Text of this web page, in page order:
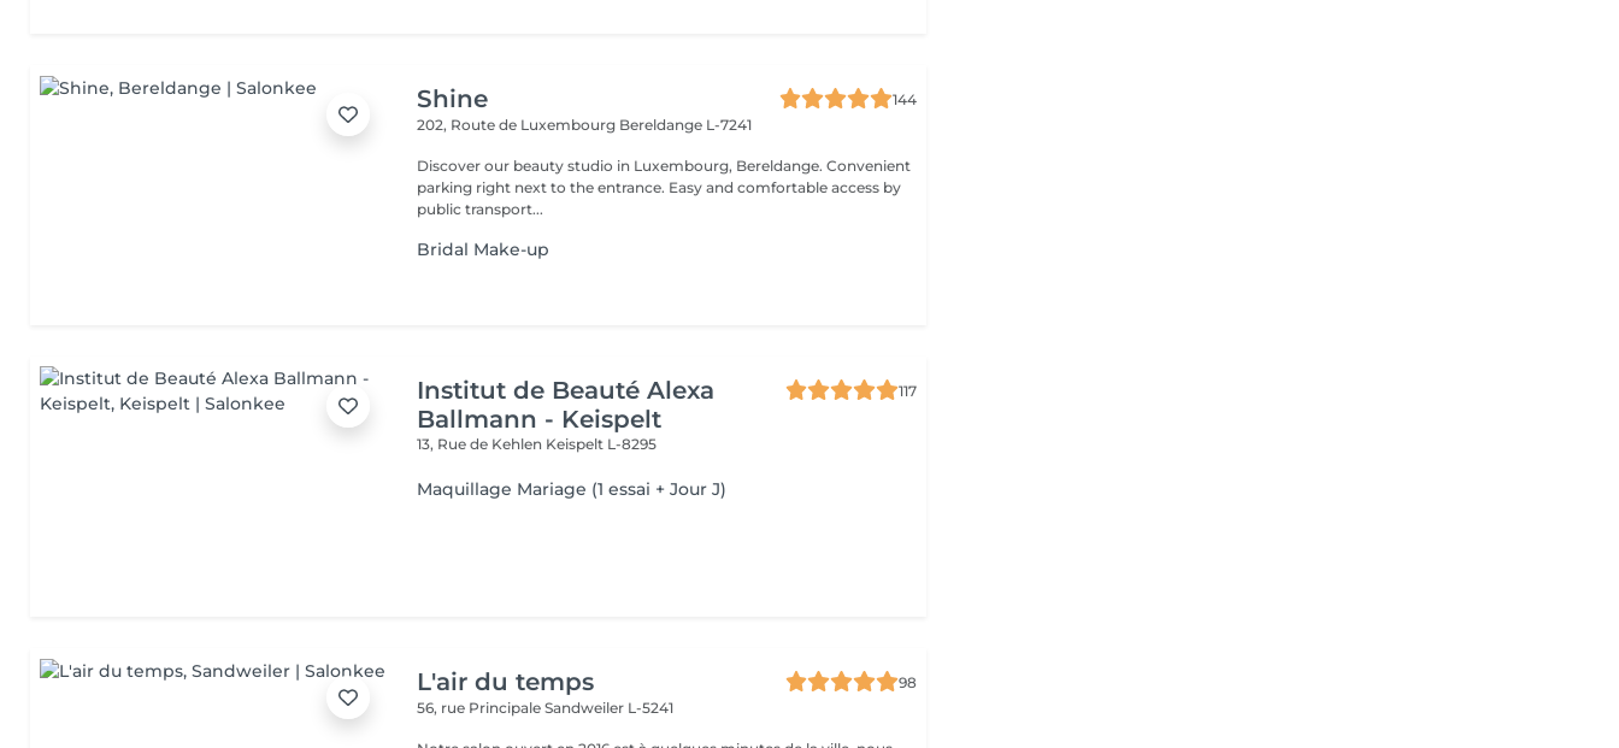
Shine
144
202, Route de Luxembourg Bereldange L-7241
Discover our beauty studio in Luxembourg, Bereldange. Convenient
parking right next to the entrance. Easy and comfortable access by
public transport...
Bridal Make-up
Institut de Beauté Alexa
Ballmann - Keispelt
117
13, Rue de Kehlen Keispelt L-8295
Maquillage Mariage (1 essai + Jour J)
L'air du temps
98
56, rue PrincipaleSandweiler L-5241